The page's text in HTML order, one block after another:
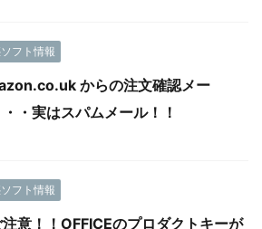
フト情報
からの注文確認メー
・実はスパムメール！！
フト情報
注意！！OFFICEのプロダクトキーが